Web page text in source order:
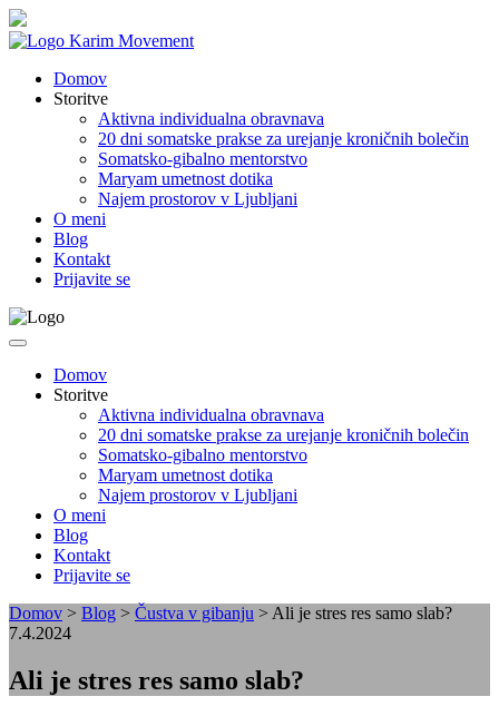
Skip
to
Domov
Storitve
Aktivna individualna obravnava
20 dni somatske prakse za urejanje kroničnih bolečin
Somatsko-gibalno mentorstvo
Maryam umetnost dotika
Najem prostorov v Ljubljani
O meni
Blog
Kontakt
Prijavite se
Domov
Storitve
Aktivna individualna obravnava
20 dni somatske prakse za urejanje kroničnih bolečin
Somatsko-gibalno mentorstvo
Maryam umetnost dotika
Najem prostorov v Ljubljani
O meni
Blog
Kontakt
Prijavite se
Domov > Blog > Čustva v gibanju > Ali je stres res samo slab?
7.4.2024
Ali je stres res samo slab?